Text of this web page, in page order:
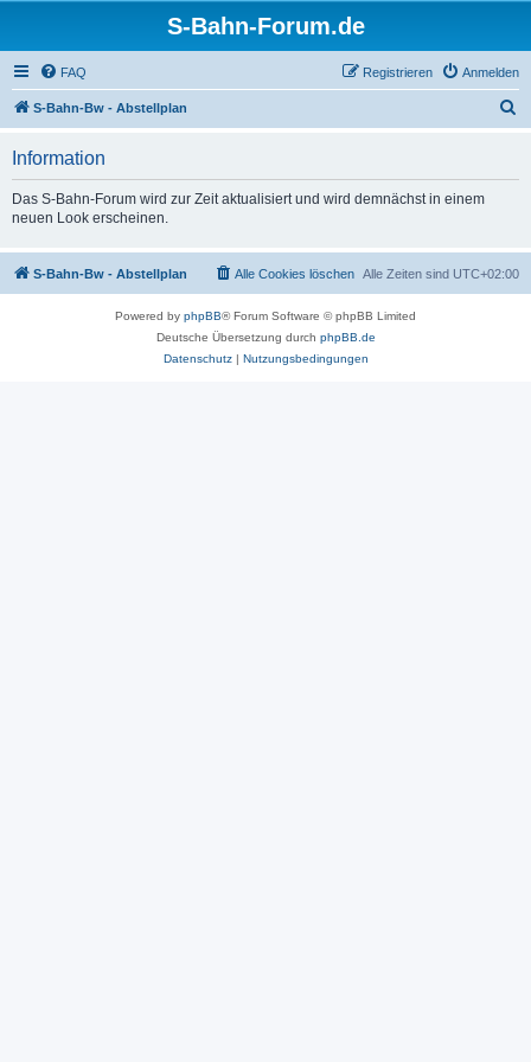
S-Bahn-Forum.de
FAQ Anmelden
Registrieren
S-Bahn-Bw - Abstellplan
Information
Das S-Bahn-Forum wird zur Zeit aktualisiert und wird demnächst in einem
neuen Look erscheinen.
S-Bahn-Bw - Abstellplan Alle Zeiten sind UTC+02:00
Alle Cookies löschen
Powered by phpBB® Forum Software © phpBB Limited
Deutsche Übersetzung durch phpBB.de
Datenschutz| Nutzungsbedingungen